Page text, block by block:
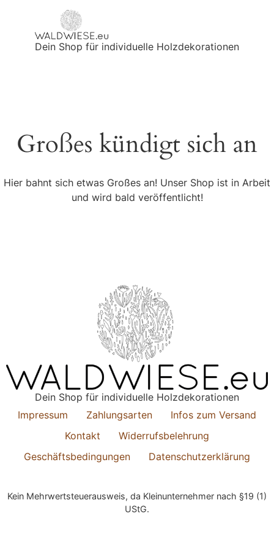
Dein Shop für individuelle Holzdekorationen
Großes kündigt sich an
Hier bahnt sich etwas Großes an! Unser Shop ist in Arbeit
und wird bald veröffentlicht!
Dein Shop für individuelle Holzdekorationen
Impressum
Zahlungsarten
Infos zum Versand
Kontakt
Widerrufsbelehrung
Geschäftsbedingungen
Datenschutzerklärung
Kein Mehrwertsteuerausweis, da Kleinunternehmer nach §19 (1)
UStG.